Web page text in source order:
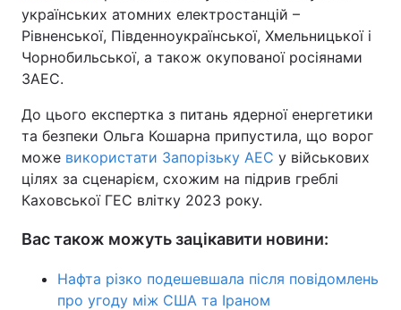
українських атомних електростанцій –
Рівненської, Південноукраїнської, Хмельницької і
Чорнобильської, а також окупованої росіянами
ЗАЕС.
До цього експертка з питань ядерної енергетики
та безпеки Ольга Кошарна припустила, що ворог
може використати Запорізьку АЕС у військових
цілях за сценарієм, схожим на підрив греблі
Каховської ГЕС влітку 2023 року.
Вас також можуть зацікавити новини:
Нафта різко подешевшала після повідомлень
про угоду між США та Іраном